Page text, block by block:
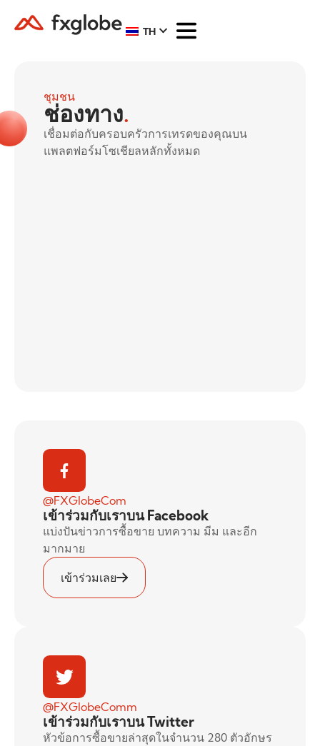
TH
ชุมชน
ช่องทาง.
เชื่อมต่อกับครอบครัวการเทรดของคุณบน
แพลตฟอร์มโซเชียลหลักทั้งหมด
@FXGlobeCom
เข้าร่วมกับเราบน Facebook
แบ่งปันข่าวการซื้อขาย บทความ มีม และอีก
มากมาย
เข้าร่วมเลย
@FXGlobeComm
เข้าร่วมกับเราบน Twitter
หัวข้อการซื้อขายล่าสุดในจำนวน 280 ตัวอักษร